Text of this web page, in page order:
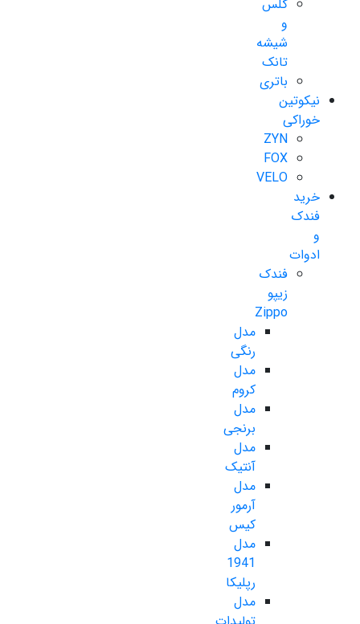
گلس
و
شیشه
تانک
باتری
نیکوتین
خوراکی
ZYN
FOX
VELO
خرید
فندک
و
ادوات
فندک
زیپو
Zippo
مدل
رنگی
مدل
کروم
مدل
برنجی
مدل
آنتیک
مدل
آرمور
کیس
مدل
1941
رپلیکا
مدل